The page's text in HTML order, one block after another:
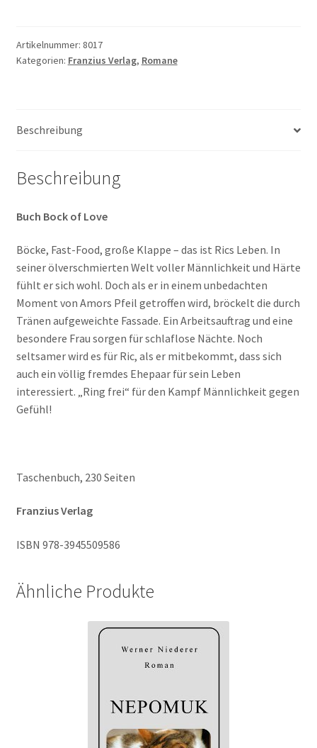
Love
Menge
Artikelnummer: 8017
Kategorien: Franzius Verlag, Romane
Beschreibung
Beschreibung
Buch Bock of Love
Böcke, Fast-Food, große Klappe – das ist Rics Leben. In
seiner ölverschmierten Welt voller Männlichkeit und Härte
fühlt er sich wohl. Doch als er in einem unbedachten
Moment von Amors Pfeil getroffen wird, bröckelt die durch
Tränen aufgeweichte Fassade. Ein Arbeitsauftrag und eine
besondere Frau sorgen für schlaflose Nächte. Noch
seltsamer wird es für Ric, als er mitbekommt, dass sich
auch ein völlig fremdes Ehepaar für sein Leben
interessiert. „Ring frei“ für den Kampf Männlichkeit gegen
Gefühl!
Taschenbuch, 230 Seiten
Franzius Verlag
ISBN 978-3945509586
Ähnliche Produkte